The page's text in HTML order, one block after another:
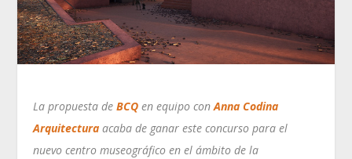
La propuesta deBCQ en equipo conAnna Codina
Arquitectura acaba de ganar este concurso para el
nuevo centro museográfico en el ámbito de la